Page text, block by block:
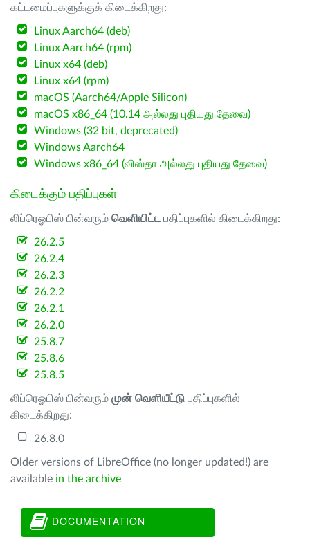
கட்டமைப்புகளுக்குக் கிடைக்கிறது:
Linux Aarch64 (deb)
Linux Aarch64 (rpm)
Linux x64 (deb)
Linux x64 (rpm)
macOS (Aarch64/Apple Silicon)
macOS x86_64 (10.14 அல்லது புதியது தேவை)
Windows (32 bit, deprecated)
Windows Aarch64
Windows x86_64 (விஸ்தா அல்லது புதியது தேவை)
கிடைக்கும் பதிப்புகள்
லிப்ரெஓபிஸ் பின்வரும் வெளியிட்ட பதிப்புகளில் கிடைக்கிறது:
26.2.5
26.2.4
26.2.3
26.2.2
26.2.1
26.2.0
25.8.7
25.8.6
25.8.5
லிப்ரெஓபிஸ் பின்வரும் முன் வெளியீட்டு பதிப்புகளில்
கிடைக்கிறது:
26.8.0
Older versions of LibreOffice (no longer updated!) are
available in the archive
DOCUMENTATION